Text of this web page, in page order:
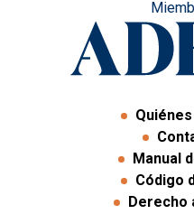
Manual
Código
Derecho